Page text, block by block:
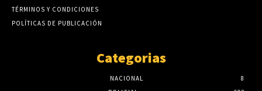
TÉRMINOS Y CONDICIONES
POLÍTICAS DE PUBLICACIÓN
Categorias
NACIONAL
8